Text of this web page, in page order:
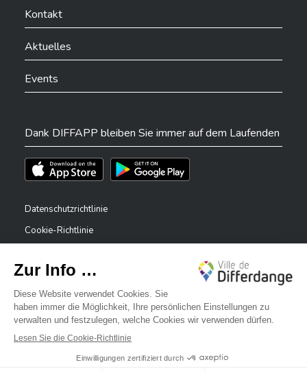
Kontakt
Aktuelles
Events
Dank DIFFAPP bleiben Sie immer auf dem Laufenden
Téléchargez l'app sur l'App StoreTéléchargez l'app sur Play Store
Datenschutzrichtlinie
Cookie-Richtlinie
Erklärung zur Barrierefreiheit
Meldesystem – Whistleblower
©2026 Alle Rechte vorbehalten . Stadt Differdingen
✕
Bonjour, comment puis-je vous aider ?